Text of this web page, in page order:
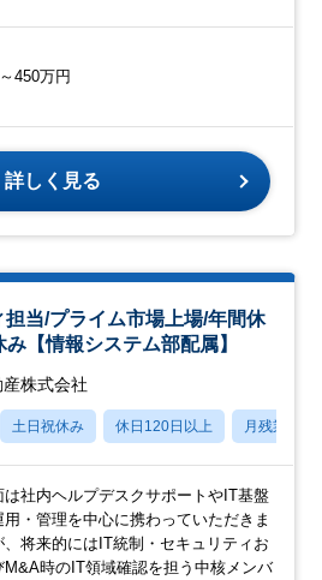
450万円
詳しく見る
担当/プライム市場上場/年間休
【情報システム部配属】
株式会社
土日祝休み 休日120日以上 月残業20
は社内ヘルプデスクサポートやIT基盤
用・管理を中心に携わっていただきま
、将来的にはIT統制・セキュリティお
M&A時のIT領域確認を担う中核メンバ